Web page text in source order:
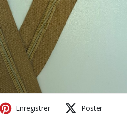
Enregistrer Poster